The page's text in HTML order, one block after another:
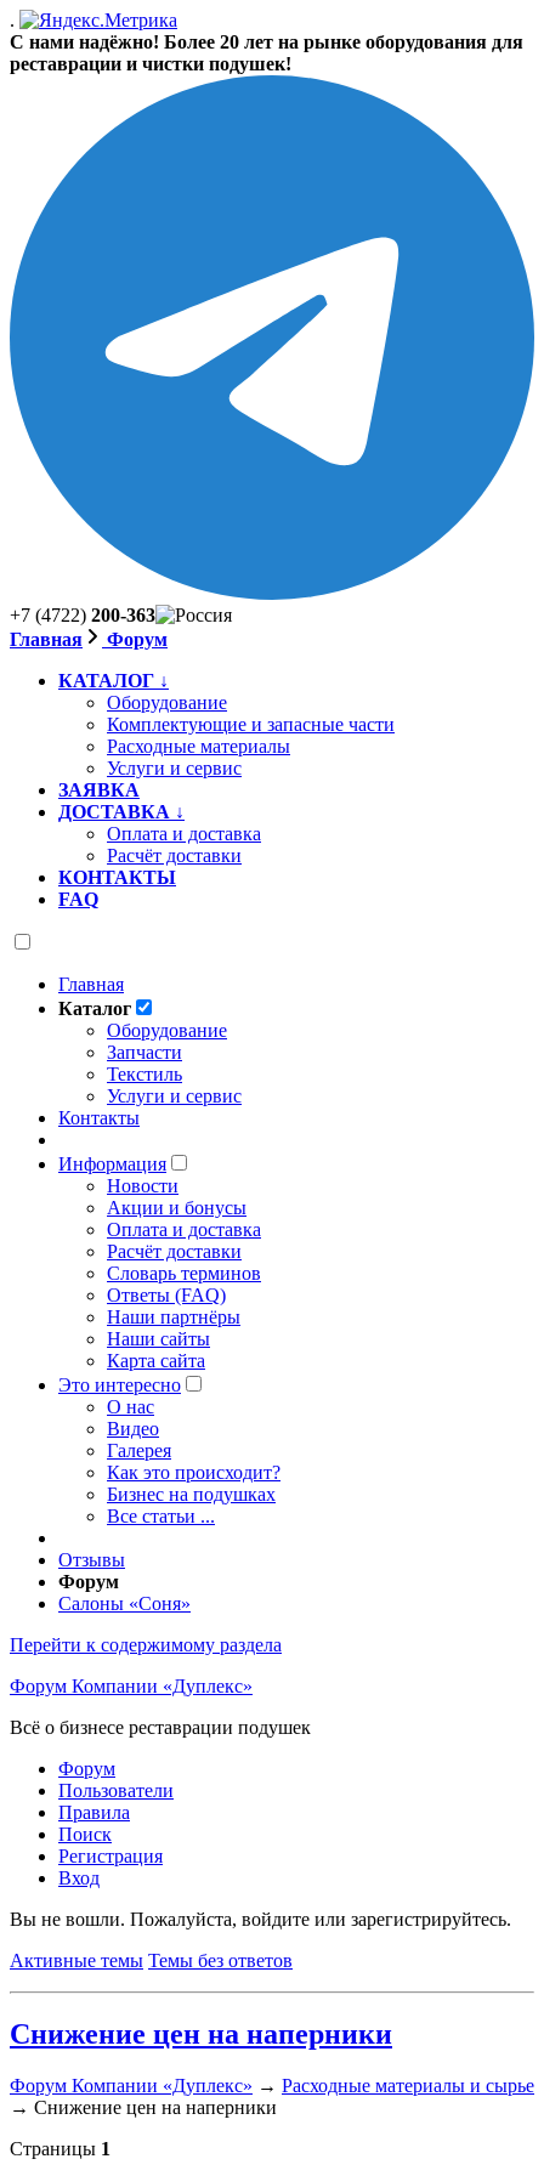
.
С нами надёжно! Более 20 лет на рынке оборудования для
реставрации и чистки подушек!
+7 (4722) 200-363
Главная
Форум
КАТАЛОГ ↓
Оборудование
Комплектующие и запасные части
Расходные материалы
Услуги и сервис
ЗАЯВКА
ДОСТАВКА ↓
Оплата и доставка
Расчёт доставки
КОНТАКТЫ
FAQ
Главная
Каталог
Оборудование
Запчасти
Текстиль
Услуги и сервис
Контакты
Информация
Новости
Акции и бонусы
Оплата и доставка
Расчёт доставки
Словарь терминов
Ответы (FAQ)
Наши партнёры
Наши сайты
Карта сайта
Это интересно
O нас
Видео
Галерея
Как это происходит?
Бизнес на подушках
Все статьи ...
Отзывы
Форум
Салоны «Соня»
Перейти к содержимому раздела
Форум Компании «Дуплекс»
Всё о бизнесе реставрации подушек
Форум
Пользователи
Правила
Поиск
Регистрация
Вход
Вы не вошли. Пожалуйста, войдите или зарегистрируйтесь.
Активные темы Темы без ответов
Снижение цен на наперники
Форум Компании «Дуплекс» → Расходные материалы и сырье
→ Снижение цен на наперники
Страницы 1